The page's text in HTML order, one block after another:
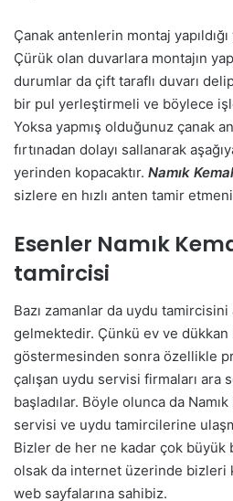
Çanak antenlerin montaj
Çürük olan duvarlara montajın
durumlar da çift taraflı duvarı
bir pul yerleştirmeli ve böylece
Yoksa yapmış olduğunuz çanak
fırtınadan dolayı sallanarak
yerinden kopacaktır. Namık
sizlere en hızlı anten tamir
Esenler Namık
tamircisi
Bazı zamanlar da uydu
gelmektedir. Çünkü ev ve dükkan
göstermesinden sonra özellikle
çalışan uydu servisi firmaları ara
başladılar. Böyle olunca da
servisi ve uydu tamircilerine
Bizler de her ne kadar çok büyük
olsak da internet üzerinde bizleri
web sayfalarına sahibiz.